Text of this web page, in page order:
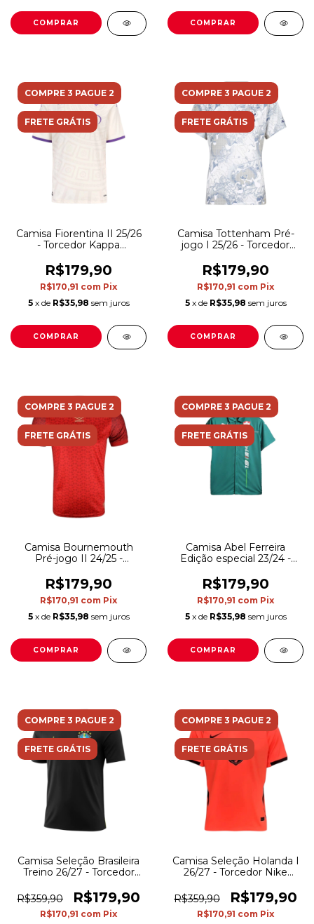
COMPRAR COMPRAR
COMPRE 3 PAGUE 2
FRETE GRÁTIS
Camisa Fiorentina II 25/26
- Torcedor Kappa
R$179,90
R$170,91 com Pix
5 x de R$35,98 sem juros
COMPRAR
COMPRE 3 PAGUE 2
FRETE GRÁTIS
Camisa Tottenham Pré-
jogo I 25/26 - Torcedor
com detalhes em azul e
cinza
R$179,90
R$170,91 com Pix
5 x de R$35,98 sem juros
COMPRAR
COMPRE 3 PAGUE 2
FRETE GRÁTIS
Camisa Bournemouth
Pré-jogo II 24/25 -
Masculina - Vermelha
R$179,90
R$170,91 com Pix
5 x de R$35,98 sem juros
COMPRAR
COMPRE 3 PAGUE 2
FRETE GRÁTIS
Camisa Abel Ferreira
Edição especial 23/24 -
- Verde com detalhes em
branco e vermelho
R$179,90
R$170,91 com Pix
5 x de R$35,98 sem juros
COMPRAR
COMPRE 3 PAGUE 2
FRETE GRÁTIS
Camisa Seleção Brasileira
Treino 26/27 - Torcedor
R$359,90
R$179,90
R$170,91 com Pix
COMPRE 3 PAGUE 2
FRETE GRÁTIS
Camisa Seleção Holanda I
26/27 - Torcedor Nike
R$359,90
R$179,90
R$170,91 com Pix